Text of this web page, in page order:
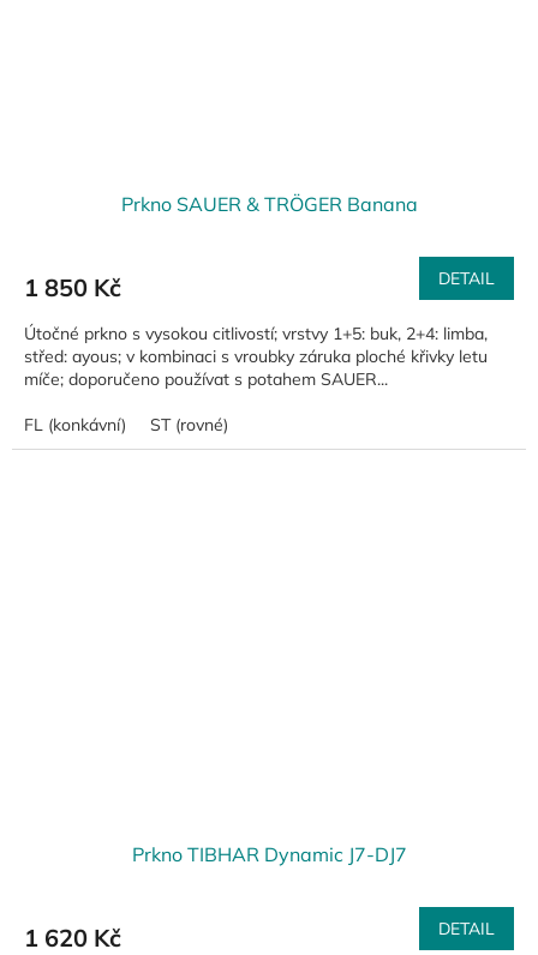
Prkno SAUER & TRÖGER Banana
1 850 Kč DETAIL
Útočné prkno s vysokou citlivostí; vrstvy 1+5: buk, 2+4: limba,
střed: ayous; v kombinaci s vroubky záruka ploché křivky letu
míče; doporučeno používat s potahem SAUER...
FL (konkávní) ST (rovné)
Prkno TIBHAR Dynamic J7-DJ7
1 620 Kč DETAIL